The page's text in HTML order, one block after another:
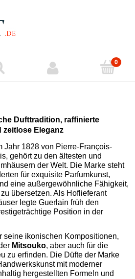
Dufttradition, raffinierte
zeitlose Eleganz
Jahr 1828 von Pierre-François-
gehört zu den ältesten und
der Welt. Die Marke steht
für exquisite Parfumkunst,
eine außergewöhnliche Fähigkeit,
übersetzen. Als Hoflieferant
legte Guerlain früh den
Position in der
seine ikonischen Kompositionen,
Mitsouko, aber auch für die
zu erfinden. Die Düfte der Marke
mit moderner
hergestellten Formeln und